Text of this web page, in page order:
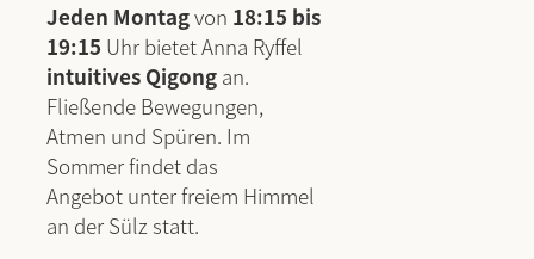
Jeden Montagvon 18:15 bis
19:15 Uhr bietet Anna Ryffel
intuitives Qigong an.
Fließende Bewegungen,
Atmen und Spüren. Im
Sommer findet das
Angebot unter freiem Himmel
an der Sülz statt.